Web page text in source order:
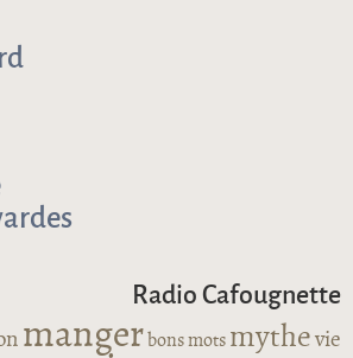
Radio Cafougnette
manger bons mots mythevie